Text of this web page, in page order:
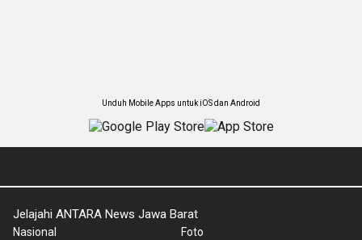
Unduh Mobile Apps untuk iOS dan Android
Jelajahi ANTARA News Jawa Barat
Nasional
Foto